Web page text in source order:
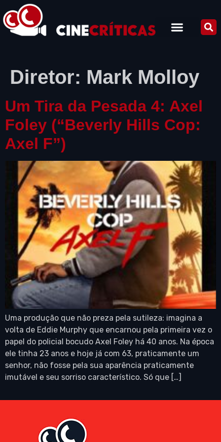
Diretor: Mark Molloy
Um Tira da Pesada 4: Axel
Foley (“Beverly Hills Cop:
Axel F”)
Uma produção que não preza pela sutileza: imagina a
volta de Eddie Murphy que encarnou pela primeira vez o
papel do policial bocudo Axel Foley há 40 anos. Na época
ele tinha 23 anos e hoje já com 63, praticamente um
senhor, não fosse pela sua aparência praticamente
imutável e seu sorriso característico. Só que […]